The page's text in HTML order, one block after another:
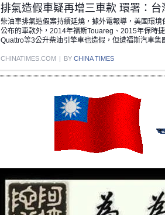
排氣造假車疑再增三車款 環署：台
柴油車排氣造假案持續延燒，據外電報導，美國環
公布的車款外，2014年福斯Touareg、2015年保時
Quattro等3公升柴油引擎車也造假，但遭福斯汽車
CHINATIMES.COM | BY CHINA TIMES